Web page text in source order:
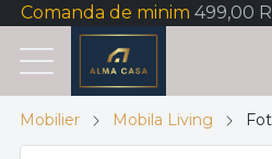
Comanda de minim 499,00
Mobilier Mobila Living